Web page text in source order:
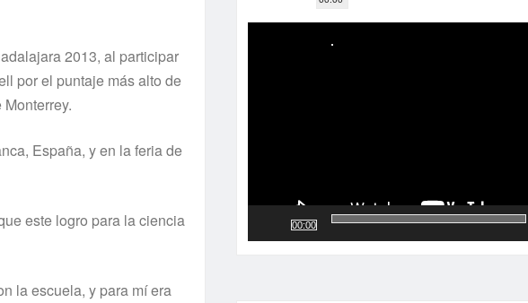
2013, al participar
por el puntaje más alto de
España, y en la feria de
este logro para la ciencia
la escuela, y para mí­ era
Reproductor
00:00